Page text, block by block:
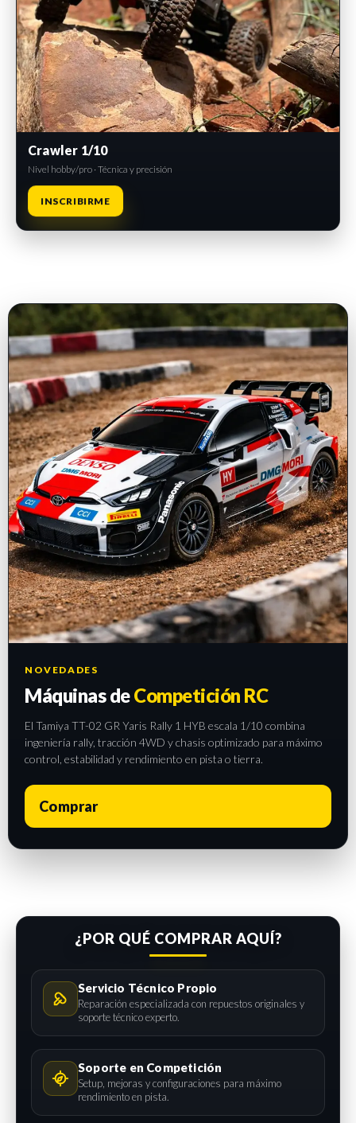
Crawler 1/10
Nivel hobby/pro · Técnica y precisión
INSCRIBIRME
NOVEDADES
Máquinas deCompetición RC
El Tamiya TT-02 GR Yaris Rally 1 HYB escala 1/10 combina
ingeniería rally, tracción 4WD y chasis optimizado para máximo
control, estabilidad y rendimiento en pista o tierra.
Comprar
¿POR QUÉ COMPRAR AQUÍ?
Servicio Técnico Propio
Reparación especializada con repuestos originales y
soporte técnico experto.
Soporte en Competición
Setup, mejoras y configuraciones para máximo
rendimiento en pista.